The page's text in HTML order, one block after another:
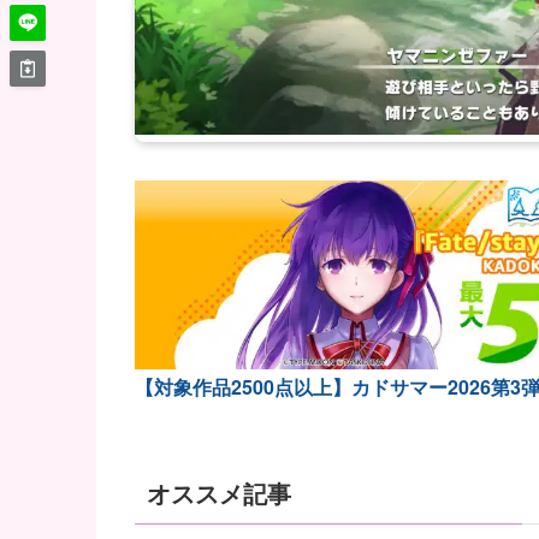
【対象作品2500点以上】カドサマー2026第3弾
オススメ記事